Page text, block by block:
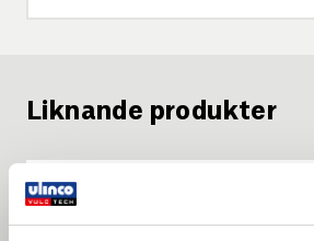
Liknande produkter